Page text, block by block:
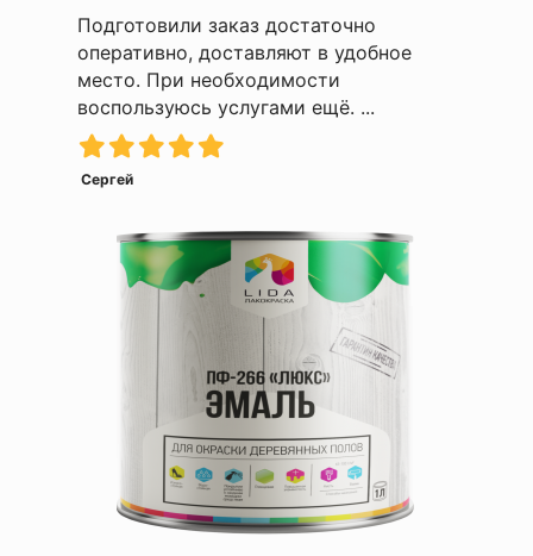
Подготовили заказ достаточно
оперативно, доставляют в удобное
место. При необходимости
воспользуюсь услугами ещё. ...
Сергей